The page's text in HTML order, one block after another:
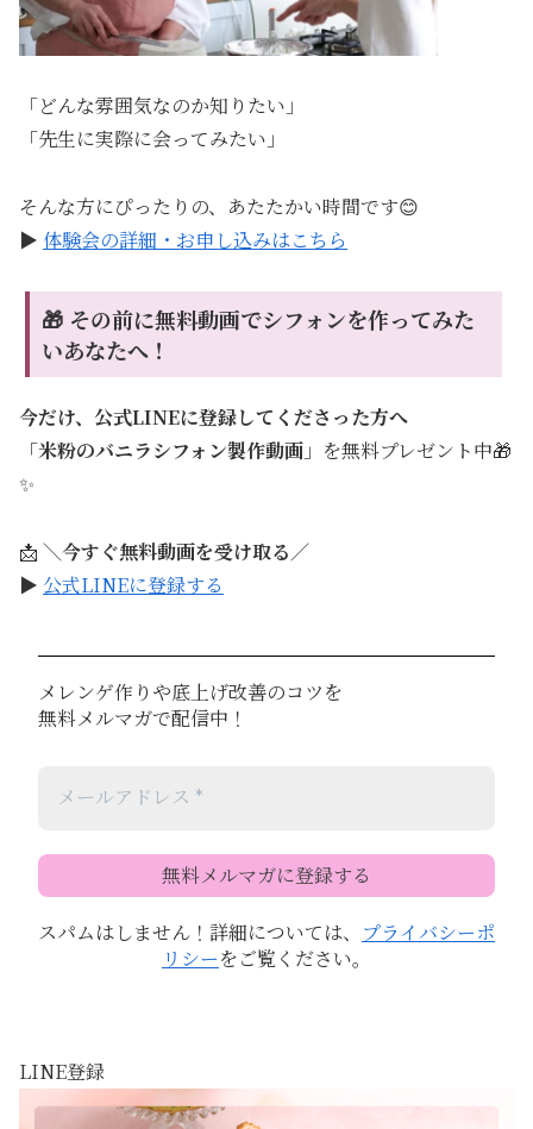
「どんな雰囲気なのか知りたい」
「先生に実際に会ってみたい」
そんな方にぴったりの、あたたかい時間です😊
▶︎ 体験会の詳細・お申し込みはこちら
🎁 その前に無料動画でシフォンを作ってみた
いあなたへ！
今だけ、公式LINEに登録してくださった方へ
「米粉のバニラシフォン製作動画 」を無料プレゼント中🎁
✨
📩 ＼今すぐ無料動画を受け取る／
▶ 公式LINEに登録する
メレンゲ作りや底上げ改善のコツを
無料メルマガで配信中！
スパムはしません！詳細については、
プライバシーポ
リシーをご覧ください。
LINE登録